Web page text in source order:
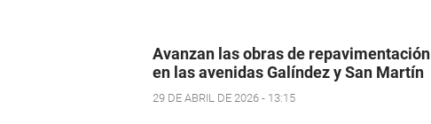
Avanzan las obras de repavimentación
en las avenidas Galíndez y San Martín
29 DE ABRIL DE 2026 - 13:15